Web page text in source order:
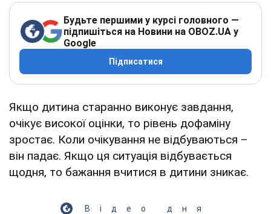
Будьте першими у курсі головного —
підпишіться на Новини на OBOZ.UA у
Google
Підписатися
Якщо дитина старанно виконує завдання,
очікує високої оцінки, то рівень дофаміну
зростає. Коли очікування не відбуваються –
він падає. Якщо ця ситуація відбувається
щодня, то бажання вчитися в дитини зникає.
Відео дня